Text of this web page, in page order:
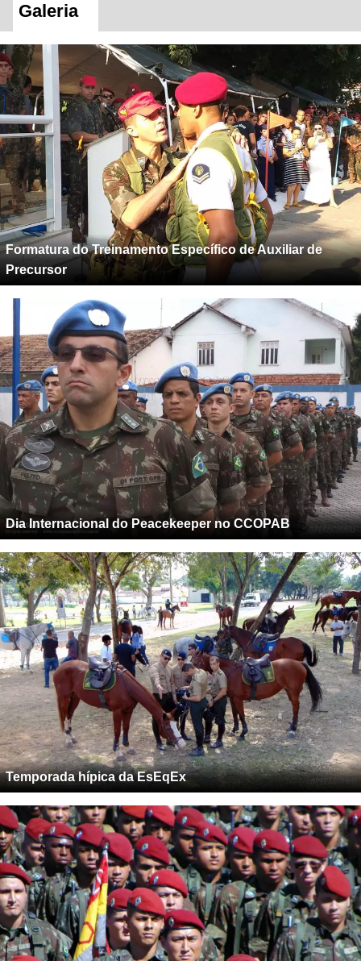
Galeria
Formatura do Treinamento Específico de Auxiliar de
Precursor
Dia Internacional do Peacekeeper no CCOPAB
Temporada hípica da EsEqEx